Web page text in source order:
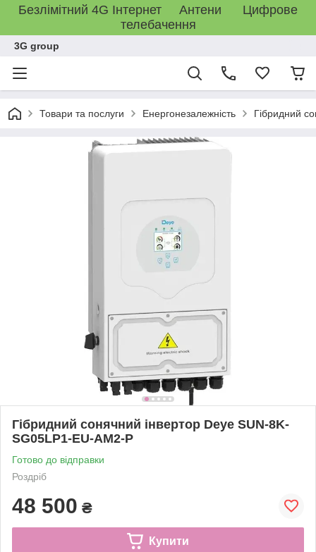
Безлімітний 4G Інтернет Антени Цифрове
телебачення
3G group
Товари та послуги Енергонезалежність Гібридний
Гібридний сонячний інвертор Deye SUN-8K-
SG05LP1-EU-AM2-P
Готово до відправки
Роздріб
48 500 ₴
Купити